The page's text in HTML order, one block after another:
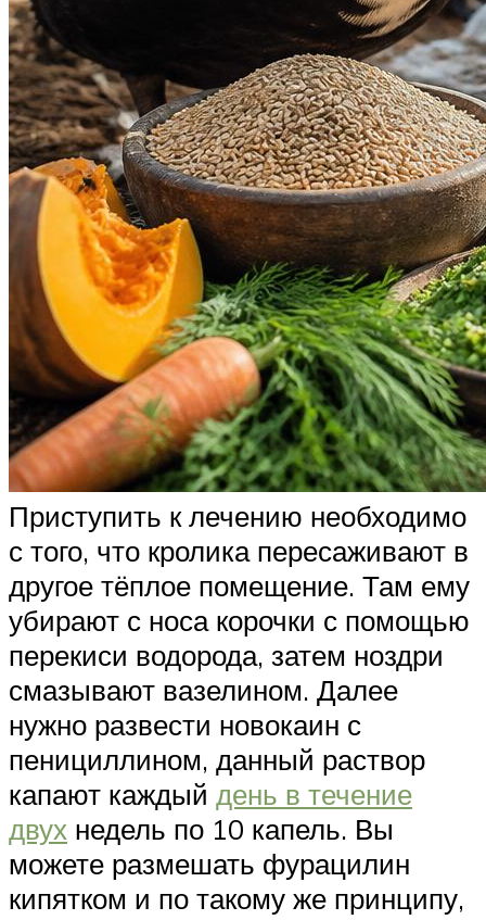
Приступить к лечению необходимо
с того, что кролика пересаживают в
другое тёплое помещение. Там ему
убирают с носа корочки с помощью
перекиси водорода, затем ноздри
смазывают вазелином. Далее
нужно развести новокаин с
пенициллином, данный раствор
капают каждый день в течение
двух недель по 10 капель. Вы
можете размешать фурацилин
кипятком и по такому же принципу,